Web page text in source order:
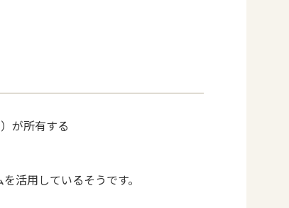
が所有する
活用しているそうです。